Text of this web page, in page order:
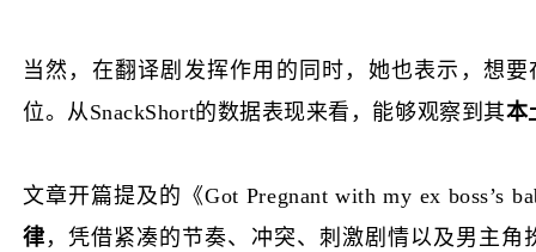
当然，在翻译剧发挥作用的同时，她也表示，想
位。从SnackShort的数据表现来看，能够观察到其本
文章开篇提及的《Got Pregnant with my ex boss’s
律 ，凭借紧凑的节奏、冲突、刺激剧情以及男主